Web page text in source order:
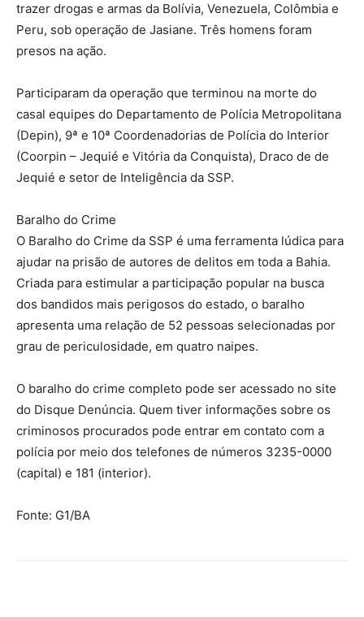
trazer drogas e armas da Bolívia, Venezuela, Colômbia e
Peru, sob operação de Jasiane. Três homens foram
presos na ação.
Participaram da operação que terminou na morte do
casal equipes do Departamento de Polícia Metropolitana
(Depin), 9ª e 10ª Coordenadorias de Polícia do Interior
(Coorpin – Jequié e Vitória da Conquista), Draco de de
Jequié e setor de Inteligência da SSP.
Baralho do Crime
O Baralho do Crime da SSP é uma ferramenta lúdica para
ajudar na prisão de autores de delitos em toda a Bahia.
Criada para estimular a participação popular na busca
dos bandidos mais perigosos do estado, o baralho
apresenta uma relação de 52 pessoas selecionadas por
grau de periculosidade, em quatro naipes.
O baralho do crime completo pode ser acessado no site
do Disque Denúncia. Quem tiver informações sobre os
criminosos procurados pode entrar em contato com a
polícia por meio dos telefones de números 3235-0000
(capital) e 181 (interior).
Fonte: G1/BA